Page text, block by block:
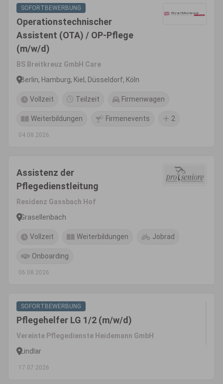
SOFORTBEWERBUNG
Operationstechnischer
Assistent (OTA) / OP-Pflege
(m/w/d)
BS Breitkreuz GmbH Care
Berlin, Hamburg, Kiel, Düsseldorf, Köln
Vollzeit Teilzeit Firmenwagen
Weiterbildungen Firmenevents 2
04.08.2026
Assistenz der
Pflegedienstleitung
Residenz Gassbach Hof
Grasellenbach
Vollzeit Weiterbildungen Jobrad
Onboarding
06.08.2026
SOFORTBEWERBUNG
Pflegehelfer LG 1/2 (m/w/d)
Vereinte Pflegedienste Heidemann GmbH
Lindlar
17.07.2026